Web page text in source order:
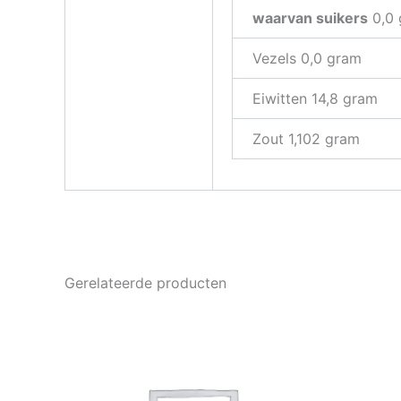
waarvan suikers0,0
Vezels 0,0 gram
Eiwitten 14,8 gram
Zout 1,102 gram
Gerelateerde producten